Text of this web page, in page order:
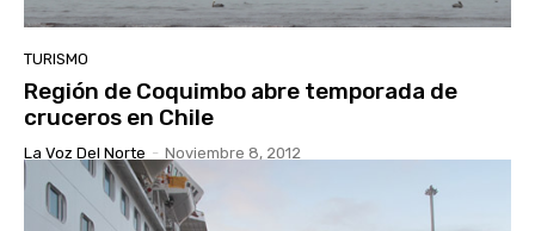
TURISMO
Región de Coquimbo abre temporada de
cruceros en Chile
La Voz Del Norte - Noviembre 8, 2012